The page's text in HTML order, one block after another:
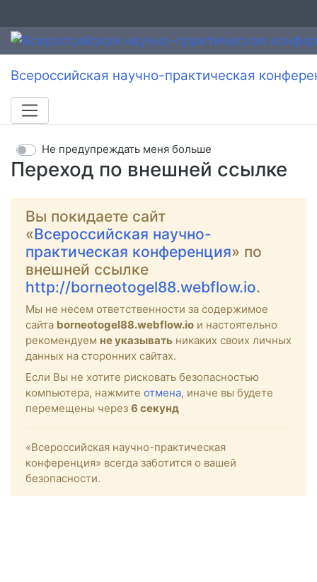
Всероссийская научно-практическая
Переход по внешней ссылке
Не предупреждать меня больше
Вы покидаете сайт
«Всероссийская научно-
практическая конференция» по
внешней ссылке
http://borneotogel88.webflow.io.
Мы не несем ответственности за содержимое
сайта borneotogel88.webflow.io и настоятельно
рекомендуем не указывать никаких своих личных
данных на сторонних сайтах.
Если Вы не хотите рисковать безопасностью
компьютера, нажмите отмена, иначе вы будете
перемещены через 6 секунд
«Всероссийская научно-практическая
конференция» всегда заботится о вашей
безопасности.